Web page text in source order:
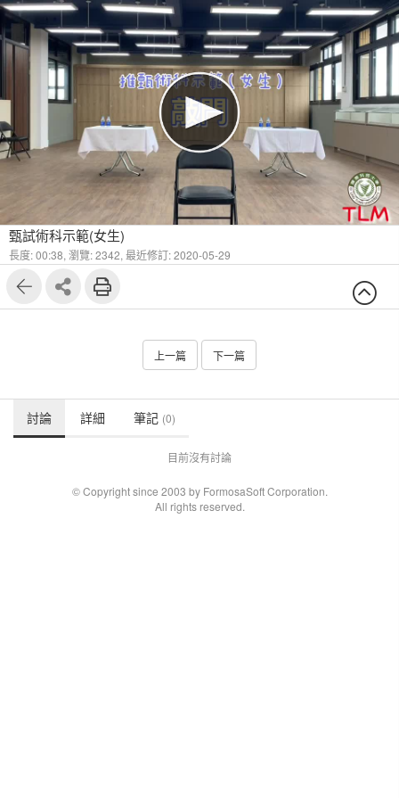
甄試術科示範(女生)
長度: 00:38, 瀏覽: 2342, 最近修訂: 2020-05-29
上一篇 下一篇
討論 詳細 筆記 (0)
目前沒有討論
© Copyright since 2003 by FormosaSoft Corporation.
All rights reserved.